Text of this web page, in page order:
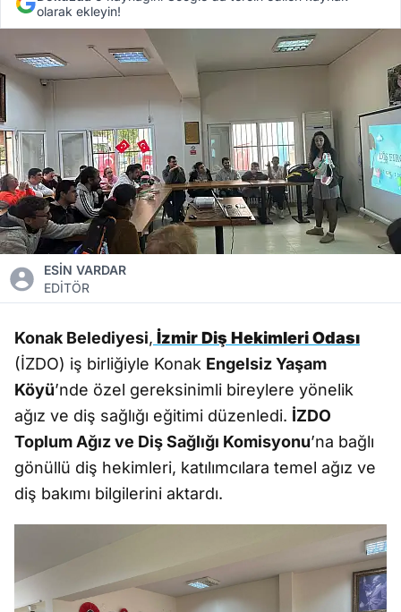
olarak ekleyin!
ESİN VARDAR
EDİTÖR
Konak Belediyesi, İzmir Diş Hekimleri Odası
(İZDO) iş birliğiyle Konak Engelsiz Yaşam
Köyü’nde özel gereksinimli bireylere yönelik
ağız ve diş sağlığı eğitimi düzenledi. İZDO
Toplum Ağız ve Diş Sağlığı Komisyonu’na bağlı
gönüllü diş hekimleri, katılımcılara temel ağız ve
diş bakımı bilgilerini aktardı.